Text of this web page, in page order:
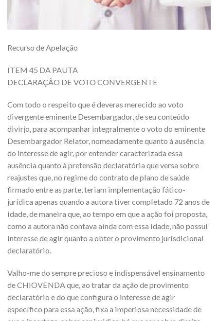
Recurso de Apelação
ITEM 45 DA PAUTA
DECLARAÇÃO DE VOTO CONVERGENTE
Com todo o respeito que é deveras merecido ao voto
divergente eminente Desembargador, de seu conteúdo
divirjo, para acompanhar integralmente o voto do eminente
Desembargador Relator, nomeadamente quanto à ausência
do interesse de agir, por entender caracterizada essa
ausência quanto à pretensão declaratória que versa sobre
reajustes que, no regime do contrato de plano de saúde
firmado entre as parte, teriam implementação fático-
jurídica apenas quando a autora tiver completado 72 anos de
idade, de maneira que, ao tempo em que a ação foi proposta,
como a autora não contava ainda com essa idade, não possui
interesse de agir quanto a obter o provimento jurisdicional
declaratório.
Valho-me do sempre precioso e indispensável ensinamento
de CHIOVENDA que, ao tratar da ação de provimento
declaratório e do que configura o interesse de agir
específico para essa ação, fixa a imperiosa necessidade de